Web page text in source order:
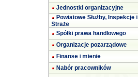
Jednostki organizacyjne
Powiatowe Służby, Inspekcje i
Straże
Spółki prawa handlowego
Organizacje pozarządowe
Finanse i mienie
Nabór pracowników